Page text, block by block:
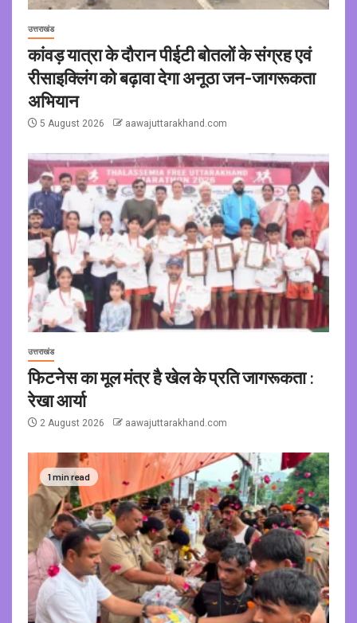
उत्तराखंड
कांवड़ यात्रा के दौरान पीईटी बोतलों के संग्रह एवं
रीसाइक्लिंग को बढ़ावा देगा अनूठा जन-जागरूकता
अभियान
5 August 2026 aawajuttarakhand.com
उत्तराखंड
फिटनेस का मूल मंत्र है खेल के प्रति जागरूकता :
रेखा आर्या
2 August 2026 aawajuttarakhand.com
1 min read